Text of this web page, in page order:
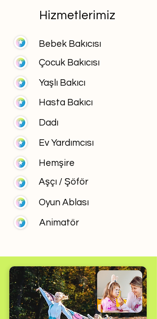
Hizmetlerimiz
Bebek Bakıcısı
Çocuk Bakıcısı
Yaşlı Bakıcı
Hasta Bakıcı
Dadı
Ev Yardımcısı
Hemşire
Aşçı / Şöför
Oyun Ablası
Animatör